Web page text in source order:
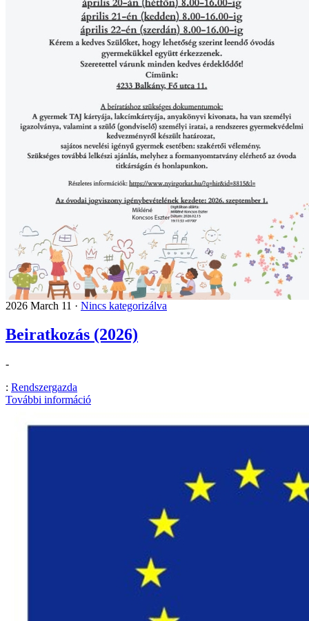
2026 March 11 · Nincs kategorizálva
Beiratkozás (2026)
-
: Rendszergazda
További információ